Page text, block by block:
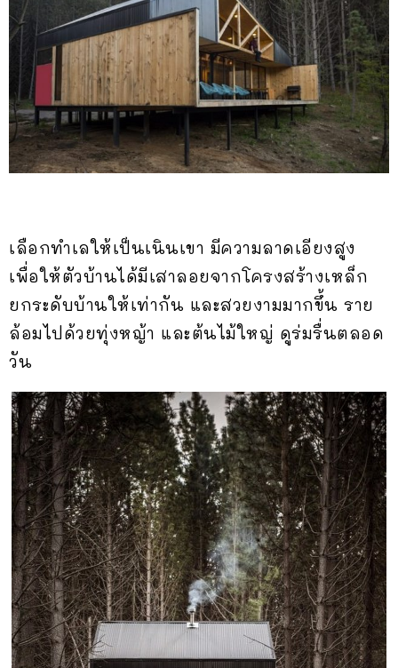
เลือกทำเลให้เป็นเนินเขา มีความลาดเอียงสูง
เพื่อให้ตัวบ้านได้มีเสาลอยจากโครงสร้างเหล็ก
ยกระดับบ้านให้เท่ากัน และสวยงามมากขึ้น ราย
ล้อมไปด้วยทุ่งหญ้า และต้นไม้ใหญ่ ดูร่มรื่นตลอด
วัน